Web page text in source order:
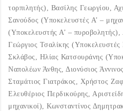
τορπιλητής), Βασίλης Γεωργίου,
Σανούδος (Υποκελευστές Α’ –
(Υποκελευστής Α’ – πυροβολητής),
Γεώργιος Τσαλίκης
Σκλάβος, Ηλίας Κατσουράνης
Ναπολέων Άνθης, Διονύσιος
Σταμάτιος Γιατράκος, Χρήστος
Ελευθέριος Περδικούρης,
μηχανικοί), Κωνσταντίνος